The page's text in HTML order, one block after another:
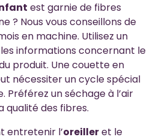
est garnie de fibres
? Nous vous conseillons de
en machine. Utilisez un
informations concernant le
produit. Une couette en
nécessiter un cycle spécial
Préférez un séchage à l’air
qualité des fibres.
entretenir l’oreilleret le